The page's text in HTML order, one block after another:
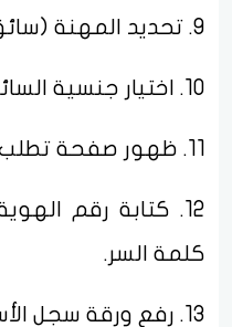
9. تحديد المهنة (سائق خاص).
10. اختيار جنسية السائق من البلاد المعروضة.
11. ظهور صفحة تطلب تسجيل الدخول.
12. كتابة رقم
كلمة السر.
13. رفع ورقة سجل الأسرة.